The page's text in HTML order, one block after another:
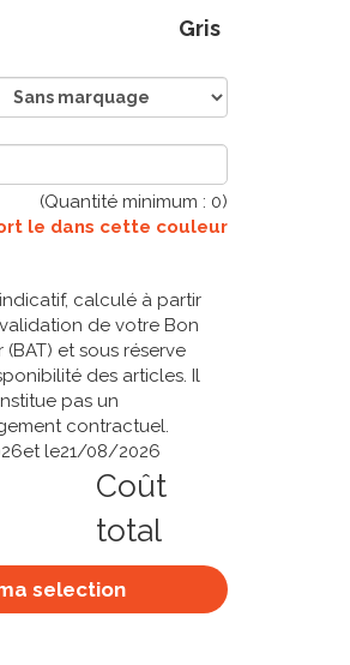
Gris
(Quantité minimum : 0)
le dans cette couleur
calculé à partir
de votre Bon
(BAT) et sous réserve
des articles. Il
pas un
contractuel.
et le21/08/2026
Coût
total
selection